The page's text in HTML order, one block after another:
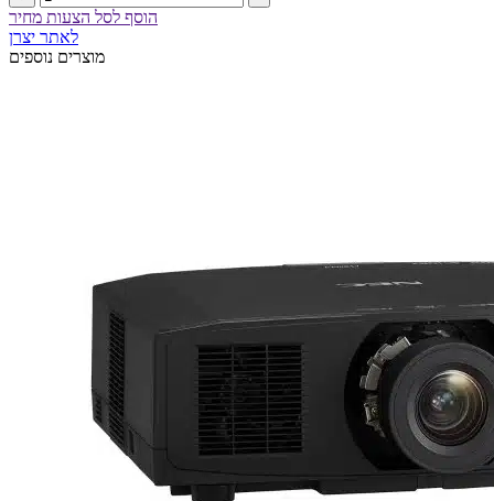
הוסף לסל הצעות מחיר
לאתר יצרן
מוצרים נוספים